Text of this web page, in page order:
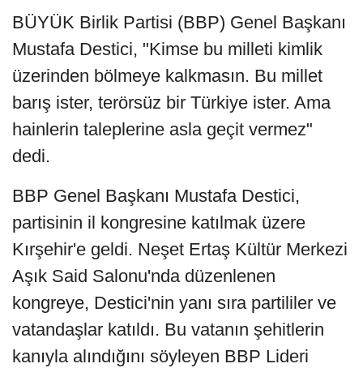
BÜYÜK Birlik Partisi (BBP) Genel Başkanı
Mustafa Destici, "Kimse bu milleti kimlik
üzerinden bölmeye kalkmasın. Bu millet
barış ister, terörsüz bir Türkiye ister. Ama
hainlerin taleplerine asla geçit vermez"
dedi.
BBP Genel Başkanı Mustafa Destici,
partisinin il kongresine katılmak üzere
Kırşehir'e geldi. Neşet Ertaş Kültür Merkezi
Aşık Said Salonu'nda düzenlenen
kongreye, Destici'nin yanı sıra partililer ve
vatandaşlar katıldı. Bu vatanın şehitlerin
kanıyla alındığını söyleyen BBP Lideri